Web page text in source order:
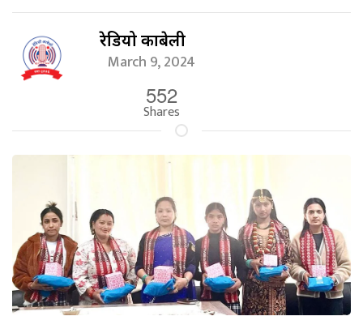
रेडियो काबेली
March 9, 2024
552
Shares